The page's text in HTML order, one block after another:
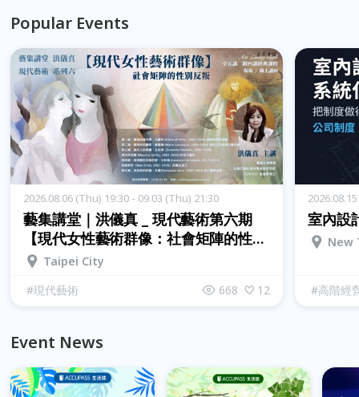
ACCUPASS 合作案例
Popular Events
2026.08.06 (Thu) 19:30 - 09.03 (Thu) 21:30
藝集講堂｜洪儀真 _ 現代藝術第六期
【現代女性藝術群像：社會矩陣的性別
Taipei City
#現代藝術 668 12
室內設
New
#高階經
Event News